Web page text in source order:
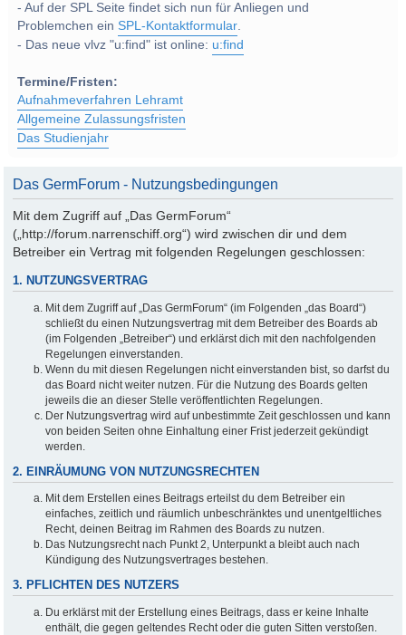
- Auf der SPL Seite findet sich nun für Anliegen und
Problemchen einSPL-Kontaktformular.
- Das neue vlvz "u:find" ist online: u:find
Termine/Fristen:
Aufnahmeverfahren Lehramt
Allgemeine Zulassungsfristen
Das Studienjahr
Das GermForum - Nutzungsbedingungen
Mit dem Zugriff auf „Das GermForum“
(„http://forum.narrenschiff.org“) wird zwischen dir und dem
Betreiber ein Vertrag mit folgenden Regelungen geschlossen:
1. NUTZUNGSVERTRAG
Mit dem Zugriff auf „Das GermForum“ (im Folgenden „das Board“)
schließt du einen Nutzungsvertrag mit dem Betreiber des Boards ab
(im Folgenden „Betreiber“) und erklärst dich mit den nachfolgenden
Regelungen einverstanden.
Wenn du mit diesen Regelungen nicht einverstanden bist, so darfst du
das Board nicht weiter nutzen. Für die Nutzung des Boards gelten
jeweils die an dieser Stelle veröffentlichten Regelungen.
Der Nutzungsvertrag wird auf unbestimmte Zeit geschlossen und kann
von beiden Seiten ohne Einhaltung einer Frist jederzeit gekündigt
werden.
2. EINRÄUMUNG VON NUTZUNGSRECHTEN
Mit dem Erstellen eines Beitrags erteilst du dem Betreiber ein
einfaches, zeitlich und räumlich unbeschränktes und unentgeltliches
Recht, deinen Beitrag im Rahmen des Boards zu nutzen.
Das Nutzungsrecht nach Punkt 2, Unterpunkt a bleibt auch nach
Kündigung des Nutzungsvertrages bestehen.
3. PFLICHTEN DES NUTZERS
Du erklärst mit der Erstellung eines Beitrags, dass er keine Inhalte
enthält, die gegen geltendes Recht oder die guten Sitten verstoßen.